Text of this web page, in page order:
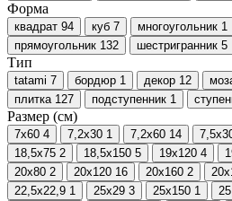
Форма
квадрат 94 куб 7 многоугольник 1
прямоугольник 132 шестригранник 5
Тип
tatami 7 бордюр 1 декор 12
плитка 127 подступенник 1
Размер (см)
7x60 4 7,2x30 1 7,2x60 14
18,5x75 2 18,5х150 5 19x120 4
20x80 2 20x120 16 20x160 2
22,5x22,9 1 25x29 3 25x150 1